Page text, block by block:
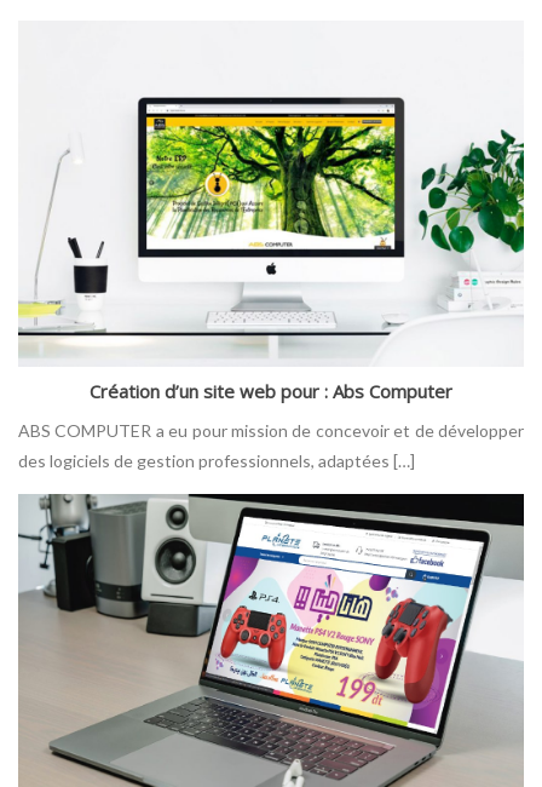
Création d’un site web pour : Abs Computer
ABS COMPUTER a eu pour mission de concevoir et de développer
des logiciels de gestion professionnels, adaptées […]